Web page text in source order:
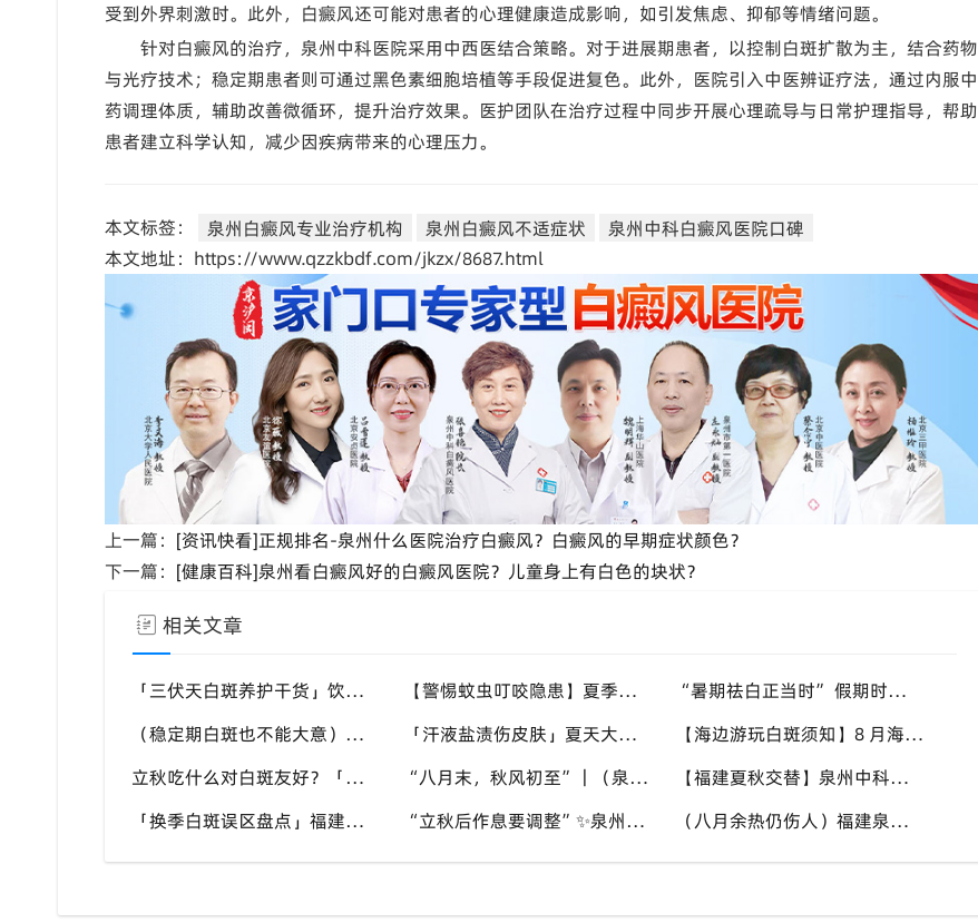
受到外界刺激时。此外，白癜风还可能对患者的心理健康造成影响，如引发焦虑、抑郁等情绪问题。
针对白癜风的治疗，泉州中科医院采用中西医结合策略。对于进展期患者，以控制白斑扩散为主，结合药物
与光疗技术；稳定期患者则可通过黑色素细胞培植等手段促进复色。此外，医院引入中医辨证疗法，通过内服中
药调理体质，辅助改善微循环，提升治疗效果。医护团队在治疗过程中同步开展心理疏导与日常护理指导，帮助
患者建立科学认知，减少因疾病带来的心理压力。
本文标签： 泉州白癜风专业治疗机构 泉州白癜风不适症状
泉州中科白癜风医院口碑
本文地址：https://www.qzzkbdf.com/jkzx/8687.html
上一篇： [资讯快看]正规排名-泉州什么医院治疗白癜风？白癜风的早期症状颜色？
下一篇： [健康百科]泉州看白癜风好的白癜风医院？儿童身上有白色的块状？
相关文章
「三伏天白斑养护干货」饮食作息双调节，减少白斑加重诱因，福建泉州中科白癜风医院为福建白斑群体科普实用知识 【警惕蚊虫叮咬隐患】夏季蚊虫多，抓破皮肤易触发同形反应，福建泉州中科白癜风医院提醒白癜风患者做好防蚊护理
“暑期祛白正当时” 假期时间充裕，适合开展白斑系统干预，福建泉州中科白癜风医院分型分期定制白斑康复方案
（稳定期白斑也不能大意）盛夏外界刺激多，忽视防护也会复发，福建泉州中科白癜风医院分享白癜风夏季维持护理知识
「汗液盐渍伤皮肤」夏天大量出汗，盐分滞留刺激白斑患处，福建泉州中科白癜风医院讲解白癜风患者夏日皮肤清洁要点
【海边游玩白斑须知】8 月海边紫外线猛烈，白斑部位缺少黑色素保护，福建泉州中科白癜风医院科普出游白斑防护方案
立秋吃什么对白斑友好？「泉州中科白癜风医院」福建白癜风患者饮食不要盲目忌口
“八月末，秋风初至”｜（泉州）福建泉州中科白癜风医院，聊聊白癜风换季防护关键点
【福建夏秋交替】泉州中科白癜风医院，白癜风患者，入秋之后洗澡习惯也要多注意
「换季白斑误区盘点」福建泉州中科白癜风医院，白斑消长多变，科学对待才是正道
“立秋后作息要调整”✨泉州中科白癜风医院，白癜风患者，不良作息会影响皮肤状态 （八月余热仍伤人）福建泉州中科白癜风医院，白癜风外出，依旧要做好硬防晒措施